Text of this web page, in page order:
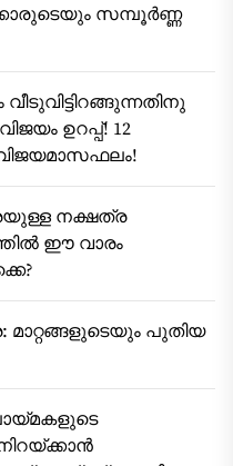
സമ്പൂർണ്ണ
ഉറപ്പ്! 12
നക്ഷത്ര
ഈ വാരം
മാറ്റങ്ങളുടെയും പുതിയ